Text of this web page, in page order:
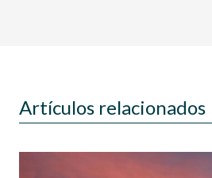
Artículos relacionados